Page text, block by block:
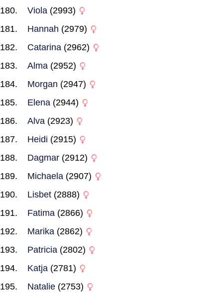
Viola (2993)
Hannah (2979)
Catarina (2962)
Alma (2952)
Morgan (2947)
Elena (2944)
Alva (2923)
Heidi (2915)
Dagmar (2912)
Michaela (2907)
Lisbet (2888)
Fatima (2866)
Marika (2862)
Patricia (2802)
Katja (2781)
Natalie (2753)